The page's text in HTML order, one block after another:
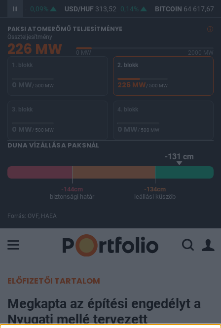
362,05 0,09% USD/HUF313,52 0,14% BITCOIN64 617,67
PAKSI ATOMERŐMŰ TELJESÍTMÉNYE
Összteljesítmény
226 MW 0 MW
2000 MW
1. blokk
0 MW/ 500 MW
2. blokk
226 MW/ 500 MW
3. blokk
0 MW/ 500 MW
4. blokk
0 MW/ 500 MW
DUNA VÍZÁLLÁSA PAKSNÁL
-131 cm
-144cm
biztonsági határ
-134cm
leállási küszöb
Forrás: OVF, HAEA
ELŐFIZETŐI TARTALOM
Megkapta az építési engedélyt a
Nyugati mellé tervezett